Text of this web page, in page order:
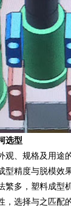
选型
观、规格及用途
型精度与脱模效
繁多，塑料成型
，选择与之匹配